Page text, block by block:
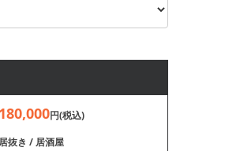
180,000円(税込)
居抜き / 居酒屋